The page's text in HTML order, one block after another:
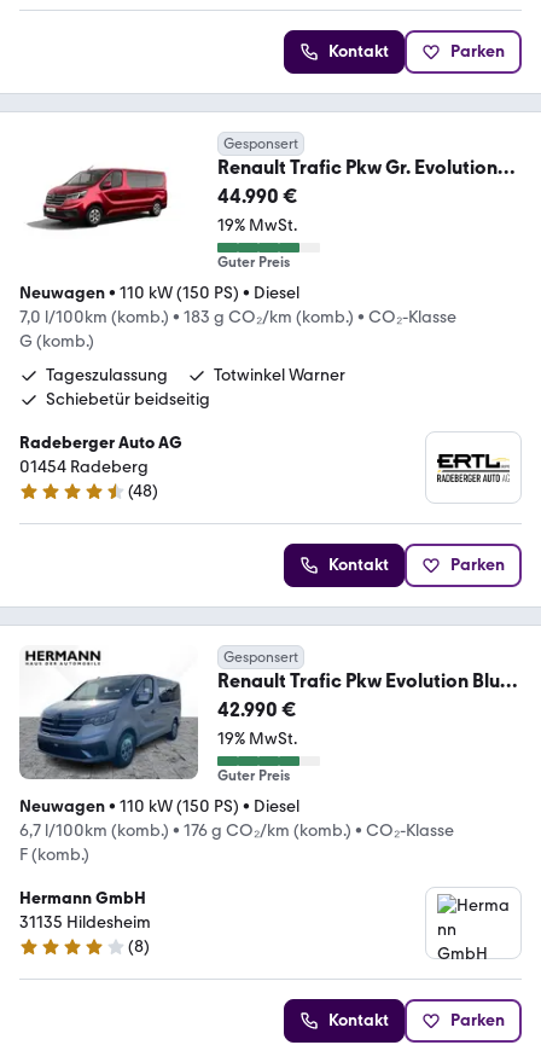
Kontakt Parken
Gesponsert
Renault Trafic Pkw Gr. Evolution
dCi 150 Aut. TZ
44.990 €
19% MwSt.
Guter Preis
Neuwagen• 110 kW (150 PS) • Diesel
7,0 l/100km (komb.) • 183 g CO₂/km (komb.) • CO₂-Klasse
G (komb.)
Tageszulassung
Totwinkel Warner
Schiebetür beidseitig
Radeberger Auto AG
01454 Radeberg
4.7 Sterne
(48)
Kontakt Parken
Gesponsert
Renault Trafic Pkw Evolution Blue
dCi 150 ABS*ZV*LED
42.990 €
19% MwSt.
Guter Preis
Neuwagen• 110 kW (150 PS) • Diesel
6,7 l/100km (komb.) • 176 g CO₂/km (komb.) • CO₂-Klasse
F (komb.)
Hermann GmbH
31135 Hildesheim
4 Sterne
(8)
Kontakt Parken